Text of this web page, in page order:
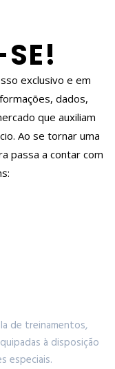
exclusivo e em
dados,
que auxiliam
Ao se tornar uma
passa a contar com
de treinamentos,
à disposição
especiais.